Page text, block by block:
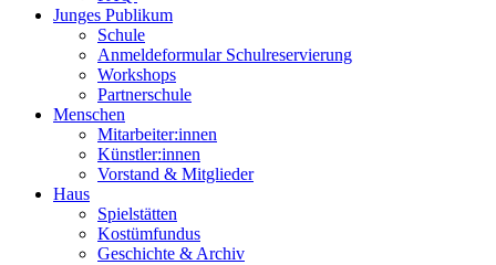
Junges Publikum
Schule
Anmeldeformular Schulreservierung
Workshops
Partnerschule
Menschen
Mitarbeiter:innen
Künstler:innen
Vorstand & Mitglieder
Haus
Spielstätten
Kostümfundus
Geschichte & Archiv